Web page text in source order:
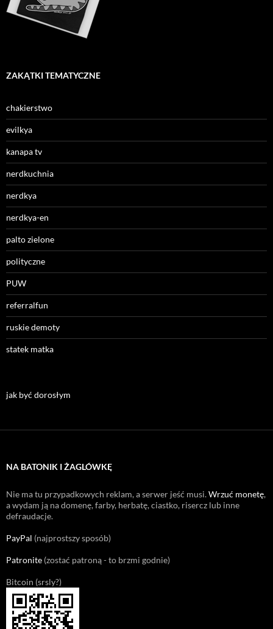
ZAKĄTKI TEMATYCZNE
chakierstwo
evilkya
kanapa tv
nerdkuchnia
nerdkya
nerdkya-en
palto zielone
polityczne
PUW
referralfun
ruskie demoty
statek matka
jak być dorosłym
NA BATONIK I ŻAGLÓWKĘ
Nie ma tu przypadkowych reklam, a serwer jeść musi.Wrzuć monetę,
a wydam ją na domenę, farby, herbatę, ciastko, risercz lub inne
defraudacje.
PayPal (najprostszy sposób)
Patronite (zostać patroną - to brzmi godnie)
Bitcoin (srsly?)